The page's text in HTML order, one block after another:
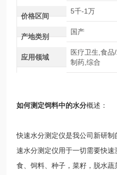
价格区间
5千-1万
产地类别
国产
应用领域
医疗卫生,食品
制药,综合
如何测定饲料中的水分概述：
快速水分测定仪是我公司新研
速水分测定仪用于一切需要快
食、饲料、种子，菜籽，脱水